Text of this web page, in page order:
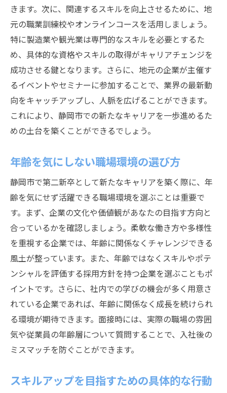
静岡市の産業構造を理解する
地域企業との連携で新たなチャンスを掴む
地元文化を活かしたビジネスアイデア
地域特化型の職業訓練を活用する
静岡市の地域資源を活かす働き方
地域イベントを通じたプロモーション活動
第二新卒が静岡市でのキャリア形成で失敗しな
いための心構え
フィードバックを生かす自己改善の方法
失敗から学ぶための考え方
情熱を持続させるモチベーションの維持
メンターを見つけるためのアプローチ法
ライフワークバランスを保つ工夫
静岡市の多様な職業訓練を活用した第二新卒の
成長術
地域主催の職業訓練プログラムの概要
参加者の声から学ぶ実際の成果
実践的なスキルを身につける方法
訓練を受ける前に知っておくべきポイント
企業が求めるスキルと訓練のマッチング
第二新卒が静岡市で自己成長を遂げるための具
きます。次に、関連するスキルを向上させるために、地
元の職業訓練校やオンラインコースを活用しましょう。
特に製造業や観光業は専門的なスキルを必要とするた
め、具体的な資格やスキルの取得がキャリアチェンジを
成功させる鍵となります。さらに、地元の企業が主催す
るイベントやセミナーに参加することで、業界の最新動
向をキャッチアップし、人脈を広げることができます。
これにより、静岡市での新たなキャリアを一歩進めるた
めの土台を築くことができるでしょう。
年齢を気にしない職場環境の選び方
静岡市で第二新卒として新たなキャリアを築く際に、年
齢を気にせず活躍できる職場環境を選ぶことは重要で
す。まず、企業の文化や価値観があなたの目指す方向と
合っているかを確認しましょう。柔軟な働き方や多様性
を重視する企業では、年齢に関係なくチャレンジできる
風土が整っています。また、年齢ではなくスキルやポテ
ンシャルを評価する採用方針を持つ企業を選ぶこともポ
イントです。さらに、社内での学びの機会が多く用意さ
れている企業であれば、年齢に関係なく成長を続けられ
る環境が期待できます。面接時には、実際の職場の雰囲
気や従業員の年齢層について質問することで、入社後の
ミスマッチを防ぐことができます。
スキルアップを目指すための具体的な行動